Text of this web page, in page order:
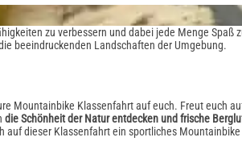
zu verbessern und dabei jede Menge Spaß
beeindruckenden Landschaften der Umgebung.
Mountainbike Klassenfahrt auf euch. Freut euch
die Schönheit der Natur entdecken und frische
dieser Klassenfahrt ein sportliches